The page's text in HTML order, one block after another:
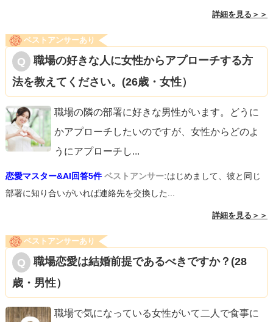
詳細を見る＞＞
ベストアンサーあり
職場の好きな人に女性からアプローチする方
法を教えてください。(26歳・女性）
職場の隣の部署に好きな男性がいます。どうに
かアプローチしたいのですが、女性からどのよ
うにアプローチし...
恋愛マスター&AI回答5件 ベストアンサー:はじめまして、彼と同じ
部署に知り合いがいれば連絡先を交換した...
詳細を見る＞＞
ベストアンサーあり
職場恋愛は結婚前提であるべきですか？(28
歳・男性）
職場で気になっている女性がいて二人で食事に